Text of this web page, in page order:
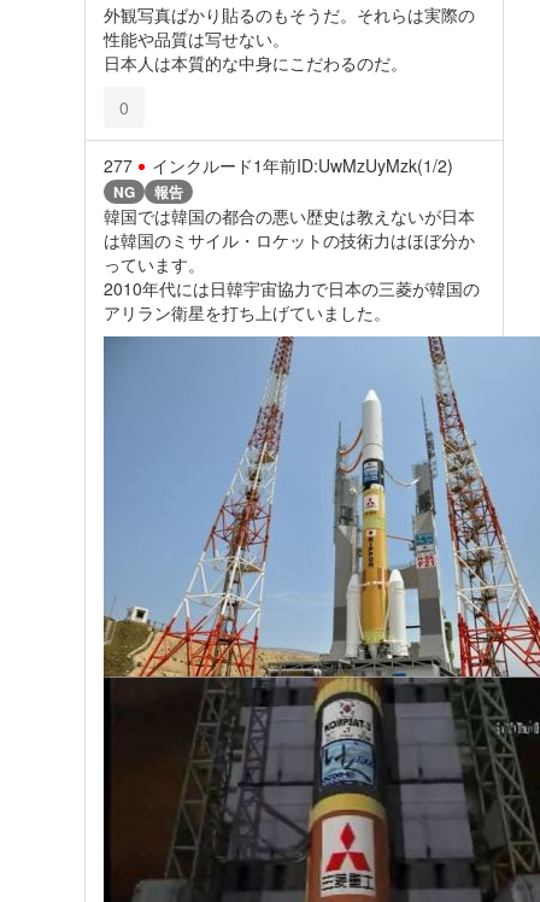
外観写真ばかり貼るのもそうだ。それらは実際の
性能や品質は写せない。
日本人は本質的な中身にこだわるのだ。
0
277 インクルード1年前ID:UwMzUyMzk(1/2)
NG 報告
韓国では韓国の都合の悪い歴史は教えないが日本
は韓国のミサイル・ロケットの技術力はほぼ分か
っています。
2010年代には日韓宇宙協力で日本の三菱が韓国の
アリラン衛星を打ち上げていました。